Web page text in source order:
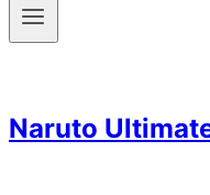
Naruto